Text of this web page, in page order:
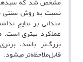
نسبت به روش سنتی
چندانی بر نتایج
عملکرد بهتری
بزرگ‌تر باشد،
قابل‌ملاحظه‌تر می­شود.